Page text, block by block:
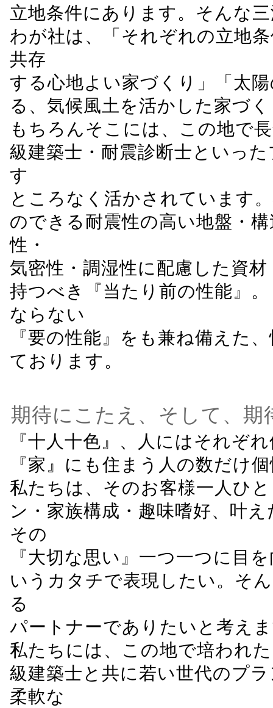
立地条件にあります。そんな
わが社は、「それぞれの立地
共存
する心地よい家づくり」「太
る、気候風土を活かした家づ
もちろんそこには、この地で
級建築士・耐震診断士といっ
す
ところなく活かされています
のできる耐震性の高い地盤・
性・
気密性・調湿性に配慮した資
持つべき『当たり前の性能』
ならない
『要の性能』をも兼ね備えた
ております。
期待にこたえ、そして、
『十人十色』、人にはそれぞ
『家』にも住まう人の数だけ
私たちは、そのお客様一人ひ
ン・家族構成・趣味嗜好、叶
その
『大切な思い』一つ一つに目
いうカタチで表現したい。そ
る
パートナーでありたいと考え
私たちには、この地で培われ
級建築士と共に若い世代のプ
柔軟な